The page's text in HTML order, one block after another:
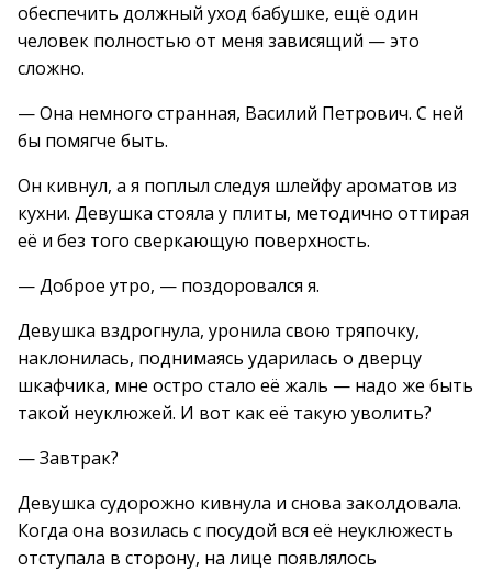
обеспечить должный уход бабушке, ещё один
человек полностью от меня зависящий — это
сложно.
— Она немного странная, Василий Петрович. С ней
бы помягче быть.
Он кивнул, а я поплыл следуя шлейфу ароматов из
кухни. Девушка стояла у плиты, методично оттирая
её и без того сверкающую поверхность.
— Доброе утро, — поздоровался я.
Девушка вздрогнула, уронила свою тряпочку,
наклонилась, поднимаясь ударилась о дверцу
шкафчика, мне остро стало её жаль — надо же быть
такой неуклюжей. И вот как её такую уволить?
— Завтрак?
Девушка судорожно кивнула и снова заколдовала.
Когда она возилась с посудой вся её неуклюжесть
отступала в сторону, на лице появлялось